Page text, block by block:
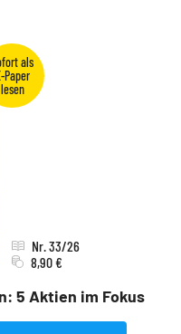
5 Aktien im Fokus
Nr. 33/26
8,90 €